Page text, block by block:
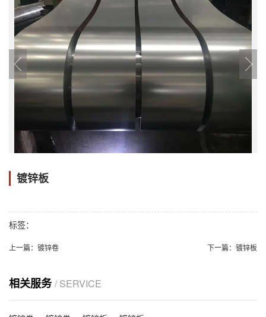
镀锌板
标签：
上一篇： 镀锌卷 下一篇： 镀锌板
相关服务/ SERVICE